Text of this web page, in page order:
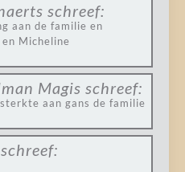
schreef:
aan de familie en
Micheline
Magis schreef:
aan gans de familie
schreef: